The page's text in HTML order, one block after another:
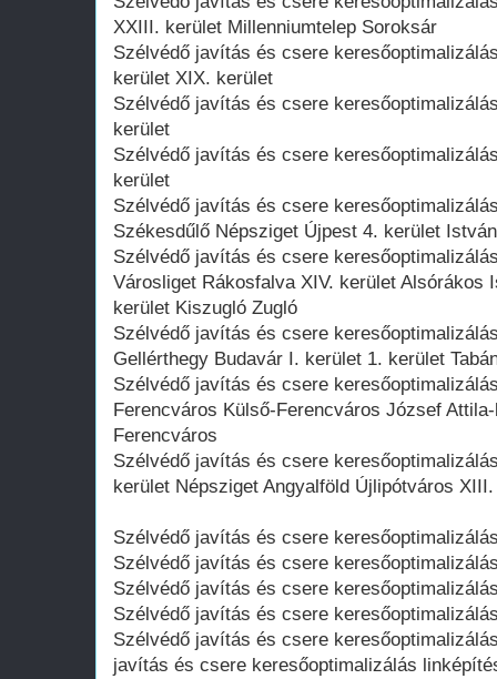
XXIII. kerület Millenniumtelep Soroksár
Szélvédő javítás és csere
kerület XIX. kerület
Szélvédő javítás és csere
kerület
Szélvédő javítás és csere
kerület
Szélvédő javítás és csere
Székesdűlő Népsziget Újpest 4. kerület
Szélvédő javítás és csere
Városliget Rákosfalva XIV. kerület Alsórákos
kerület Kiszugló Zugló
Szélvédő javítás és csere
Gellérthegy Budavár I. kerület 1. kerület
Szélvédő javítás és csere
Ferencváros Külső-Ferencváros József
Ferencváros
Szélvédő javítás és csere
kerület Népsziget Angyalföld Újlipótváros
Szélvédő javítás és csere
Szélvédő javítás és csere
Szélvédő javítás és csere
Szélvédő javítás és csere
Szélvédő javítás és csere
javítás és csere keresőoptimalizálás